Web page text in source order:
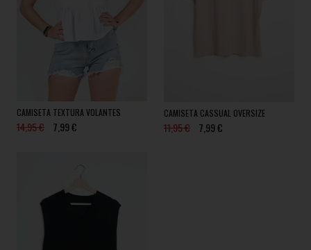
CAMISETA TEXTURA VOLANTES
14,95 € 7,99 €
CAMISETA CASSUAL OVERSIZE
11,95 € 7,99 €